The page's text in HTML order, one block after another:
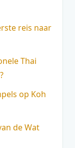
reis naar
Thai
op Koh
de Wat